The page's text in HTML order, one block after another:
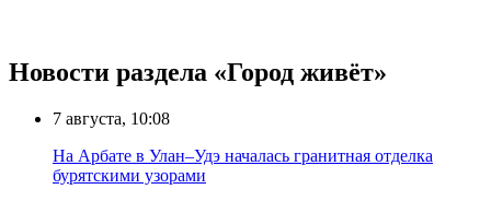
Новости раздела «Город живёт»
7 августа, 10:08
На Арбате в Улан–Удэ началась гранитная отделка
бурятскими узорами